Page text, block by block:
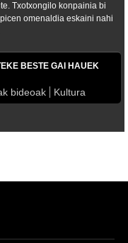
Txotxongilo konpainia bi
omenaldia eskaini nahi
BESTE GAI HAUEK
bideoak Kultura